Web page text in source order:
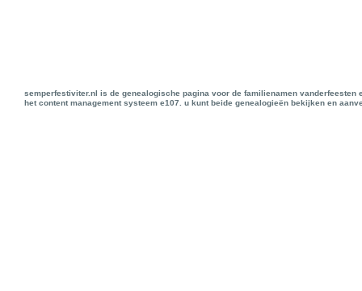
semperfestiviter.nl is de genealogische pagina voor de familienamen
het content management systeem e107. u kunt beide genealogieën bekijken en